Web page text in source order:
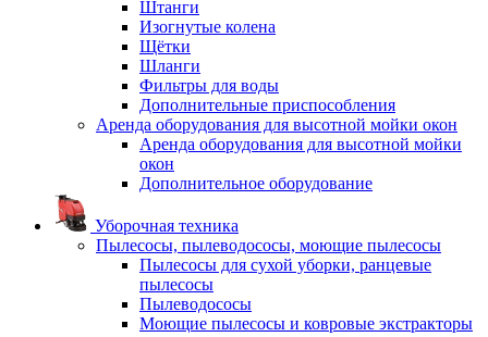
Штанги
Изогнутые колена
Щётки
Шланги
Фильтры для воды
Дополнительные приспособления
Аренда оборудования для высотной мойки окон
Аренда оборудования для высотной мойки
окон
Дополнительное оборудование
Уборочная техника
Пылесосы, пылеводососы, моющие пылесосы
Пылесосы для сухой уборки, ранцевые
пылесосы
Пылеводососы
Моющие пылесосы и ковровые экстракторы